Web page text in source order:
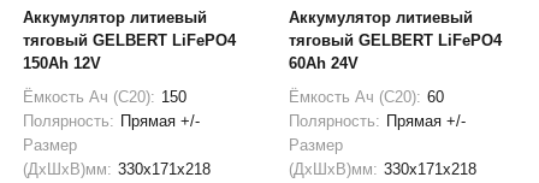
Аккумулятор литиевый
тяговый GELBERT LiFePO4
150Ah 12V
Ёмкость Ач (С20): 150
Полярность: Прямая +/-
Размер
(ДхШхВ)мм: 330x171x218
Аккумулятор литиевый
тяговый GELBERT LiFePO4
60Ah 24V
Ёмкость Ач (С20): 60
Полярность: Прямая +/-
Размер
(ДхШхВ)мм: 330x171x218